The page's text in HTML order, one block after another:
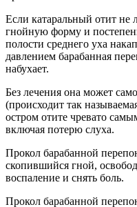
Если катаральный отит не
гнойную форму и
полости среднего уха
давлением барабанная
набухает.
Без лечения она может
(происходит так
остром отите чревато
включая потерю слуха.
Прокол барабанной
скопившийся гной,
воспаление и снять боль.
Прокол барабанной